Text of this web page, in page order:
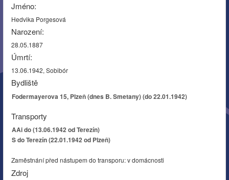
Jméno:
Hedvika Porgesová
Narození:
28.05.1887
Úmrtí:
13.06.1942, Sobibór
Bydliště
Fodermayerova 15, Plzeň (dnes B. Smetany) (do 22.01.1942)
Transporty
AAi do (13.06.1942 od Terezín)
S do Terezín (22.01.1942 od Plzeň)
Zaměstnání před nástupem do transporu: v domácnosti
Zdroj